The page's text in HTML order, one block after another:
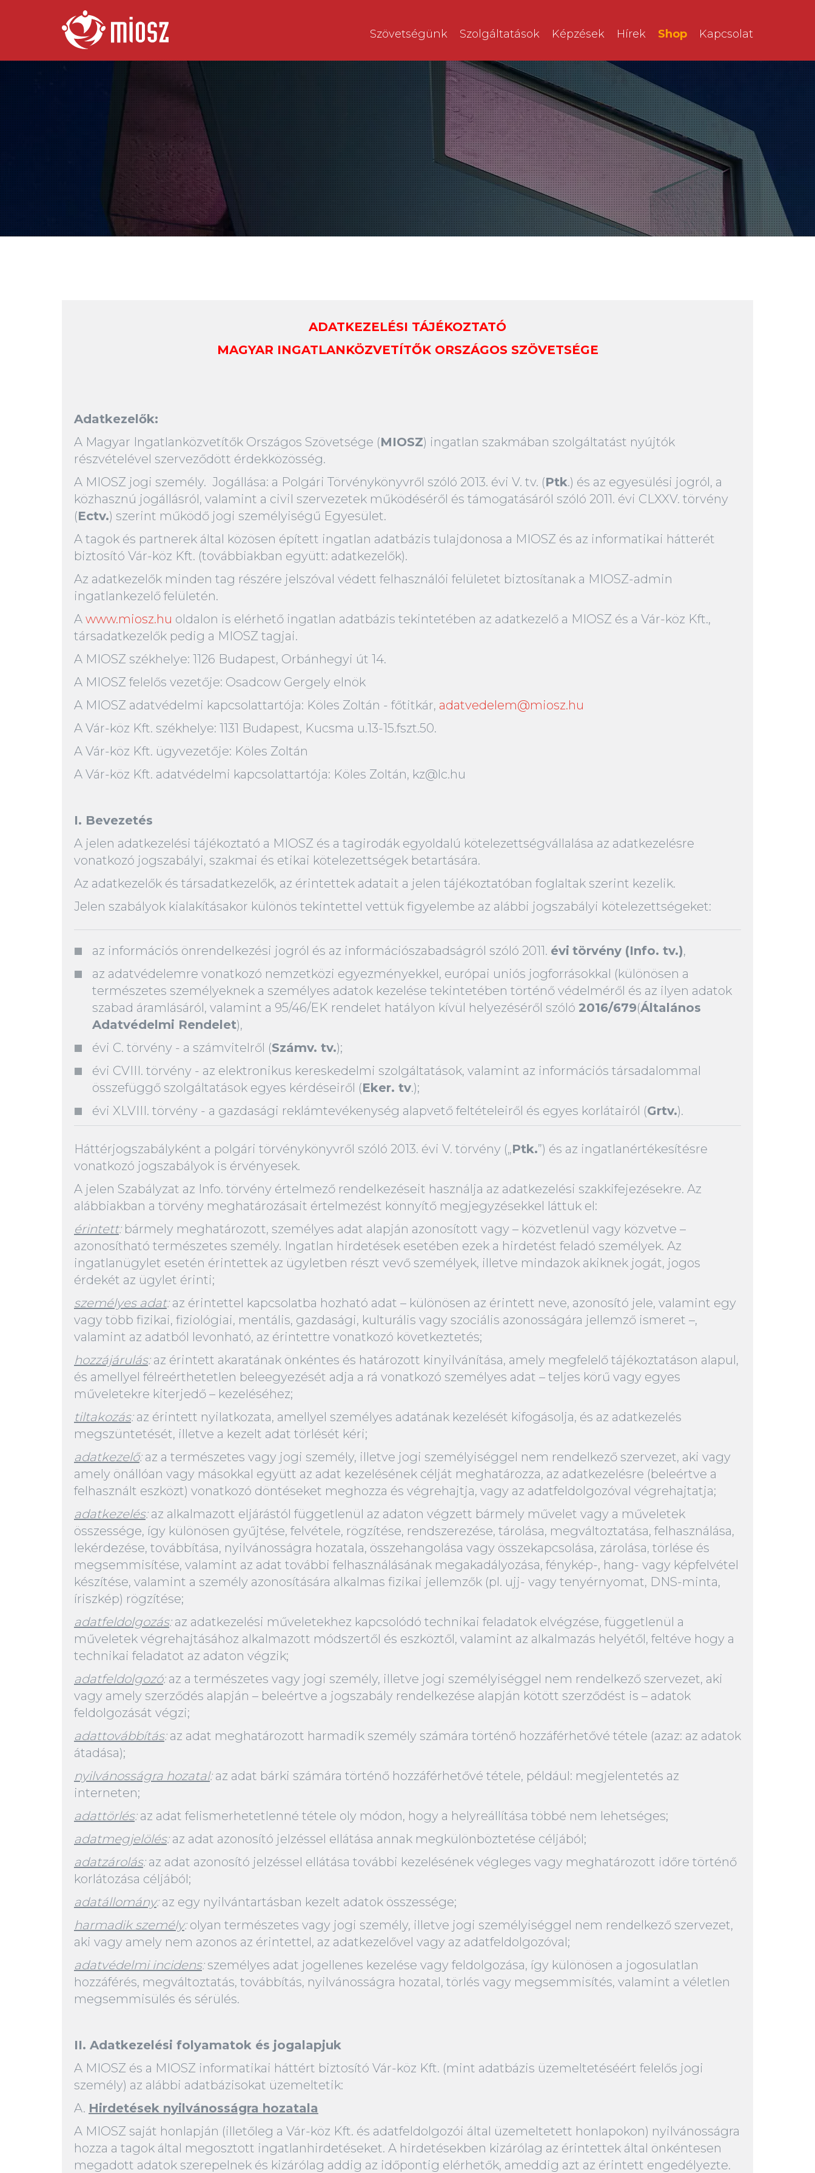
Szövetségünk Szolgáltatások Képzések Hírek Shop Kapcsolat
ADATKEZELÉSI TÁJÉKOZTATÓ
MAGYAR INGATLANKÖZVETÍTŐK ORSZÁGOS SZÖVETSÉGE
Adatkezelők:
A Magyar Ingatlanközvetítők Országos Szövetsége (MIOSZ) ingatlan szakmában szolgáltatást nyújtók
részvételével szerveződött érdekközösség.
A MIOSZ jogi személy. Jogállása: a Polgári Törvénykönyvről szóló 2013. évi V. tv. (Ptk.) és az egyesülési jogról, a
közhasznú jogállásról, valamint a civil szervezetek működéséről és támogatásáról szóló 2011. évi CLXXV. törvény
(Ectv.) szerint működő jogi személyiségű Egyesület.
A tagok és partnerek által közösen épített ingatlan adatbázis tulajdonosa a MIOSZ és az informatikai hátterét
biztosító Vár-köz Kft. (továbbiakban együtt: adatkezelők).
Az adatkezelők minden tag részére jelszóval védett felhasználói felületet biztosítanak a MIOSZ-admin
ingatlankezelő felületén.
A www.miosz.hu oldalon is elérhető ingatlan adatbázis tekintetében az adatkezelő a MIOSZ és a Vár-köz Kft.,
társadatkezelők pedig a MIOSZ tagjai.
A MIOSZ székhelye: 1126 Budapest, Orbánhegyi út 14.
A MIOSZ felelős vezetője: Osadcow Gergely elnök
A MIOSZ adatvédelmi kapcsolattartója: Köles Zoltán - főtitkár, adatvedelem@miosz.hu
A Vár-köz Kft. székhelye: ​1131 Budapest, Kucsma u.13-15.fszt.50.
A Vár-köz Kft. ügyvezetője: Köles Zoltán
A Vár-köz Kft. adatvédelmi kapcsolattartója: Köles Zoltán, kz@lc.hu
I. Bevezetés
A jelen adatkezelési tájékoztató a MIOSZ és a tagirodák egyoldalú kötelezettségvállalása az adatkezelésre
vonatkozó jogszabályi, szakmai és etikai kötelezettségek betartására.
Az adatkezelők és társadatkezelők, az érintettek adatait a jelen tájékoztatóban foglaltak szerint kezelik.
Jelen szabályok kialakításakor különös tekintettel vettük figyelembe az alábbi jogszabályi kötelezettségeket:
az információs önrendelkezési jogról és az információszabadságról szóló 2011. évi törvény (Info. tv.),
az adatvédelemre vonatkozó nemzetközi egyezményekkel, európai uniós jogforrásokkal (különösen a
természetes személyeknek a személyes adatok kezelése tekintetében történő védelméről és az ilyen adatok
szabad áramlásáról, valamint a 95/46/EK rendelet hatályon kívül helyezéséről szóló 2016/679(Általános
Adatvédelmi Rendelet),
évi C. törvény - a számvitelről (Számv. tv.);
évi CVIII. törvény - az elektronikus kereskedelmi szolgáltatások, valamint az információs társadalommal
összefüggő szolgáltatások egyes kérdéseiről (Eker. tv.);
évi XLVIII. törvény - a gazdasági reklámtevékenység alapvető feltételeiről és egyes korlátairól (Grtv.).
Háttérjogszabályként a polgári törvénykönyvről szóló 2013. évi V. törvény („Ptk.”) és az ingatlanértékesítésre
vonatkozó jogszabályok is érvényesek.
A jelen Szabályzat az Info. törvény értelmező rendelkezéseit használja az adatkezelési szakkifejezésekre. Az
alábbiakban a törvény meghatározásait értelmezést könnyítő megjegyzésekkel láttuk el:
érintett:bármely meghatározott, személyes adat alapján azonosított vagy – közvetlenül vagy közvetve –
azonosítható természetes személy. Ingatlan hirdetések esetében ezek a hirdetést feladó személyek. Az
ingatlanügylet esetén érintettek az ügyletben részt vevő személyek, illetve mindazok akiknek jogát, jogos
érdekét az ügylet érinti;
személyes adat:az érintettel kapcsolatba hozható adat – különösen az érintett neve, azonosító jele, valamint egy
vagy több fizikai, fiziológiai, mentális, gazdasági, kulturális vagy szociális azonosságára jellemző ismeret –,
valamint az adatból levonható, az érintettre vonatkozó következtetés;
hozzájárulás:az érintett akaratának önkéntes és határozott kinyilvánítása, amely megfelelő tájékoztatáson alapul,
és amellyel félreérthetetlen beleegyezését adja a rá vonatkozó személyes adat – teljes körű vagy egyes
műveletekre kiterjedő – kezeléséhez;
tiltakozás:az érintett nyilatkozata, amellyel személyes adatának kezelését kifogásolja, és az adatkezelés
megszüntetését, illetve a kezelt adat törlését kéri;
adatkezelő:az a természetes vagy jogi személy, illetve jogi személyiséggel nem rendelkező szervezet, aki vagy
amely önállóan vagy másokkal együtt az adat kezelésének célját meghatározza, az adatkezelésre (beleértve a
felhasznált eszközt) vonatkozó döntéseket meghozza és végrehajtja, vagy az adatfeldolgozóval végrehajtatja;
adatkezelés:az alkalmazott eljárástól függetlenül az adaton végzett bármely művelet vagy a műveletek
összessége, így különösen gyűjtése, felvétele, rögzítése, rendszerezése, tárolása, megváltoztatása, felhasználása,
lekérdezése, továbbítása, nyilvánosságra hozatala, összehangolása vagy összekapcsolása, zárolása, törlése és
megsemmisítése, valamint az adat további felhasználásának megakadályozása, fénykép-, hang- vagy képfelvétel
készítése, valamint a személy azonosítására alkalmas fizikai jellemzők (pl. ujj- vagy tenyérnyomat, DNS-minta,
íriszkép) rögzítése;
adatfeldolgozás:az adatkezelési műveletekhez kapcsolódó technikai feladatok elvégzése, függetlenül a
műveletek végrehajtásához alkalmazott módszertől és eszköztől, valamint az alkalmazás helyétől, feltéve hogy a
technikai feladatot az adaton végzik;
adatfeldolgozó:az a természetes vagy jogi személy, illetve jogi személyiséggel nem rendelkező szervezet, aki
vagy amely szerződés alapján – beleértve a jogszabály rendelkezése alapján kötött szerződést is – adatok
feldolgozását végzi;
adattovábbítás:az adat meghatározott harmadik személy számára történő hozzáférhetővé tétele (azaz: az adatok
átadása);
nyilvánosságra hozatal:az adat bárki számára történő hozzáférhetővé tétele, például: megjelentetés az
interneten;
adattörlés:az adat felismerhetetlenné tétele oly módon, hogy a helyreállítása többé nem lehetséges;
adatmegjelölés:az adat azonosító jelzéssel ellátása annak megkülönböztetése céljából;
adatzárolás:az adat azonosító jelzéssel ellátása további kezelésének végleges vagy meghatározott időre történő
korlátozása céljából;
adatállomány:az egy nyilvántartásban kezelt adatok összessége;
harmadik személy:olyan természetes vagy jogi személy, illetve jogi személyiséggel nem rendelkező szervezet,
aki vagy amely nem azonos az érintettel, az adatkezelővel vagy az adatfeldolgozóval;
adatvédelmi incidens:személyes adat jogellenes kezelése vagy feldolgozása, így különösen a jogosulatlan
hozzáférés, megváltoztatás, továbbítás, nyilvánosságra hozatal, törlés vagy megsemmisítés, valamint a véletlen
megsemmisülés és sérülés.
II. Adatkezelési folyamatok és jogalapjuk
A MIOSZ és a MIOSZ informatikai háttért biztosító Vár-köz Kft. (mint adatbázis üzemeltetéséért felelős jogi
személy) az alábbi adatbázisokat üzemeltetik:
A. Hirdetések nyilvánosságra hozatala
A MIOSZ saját honlapján (illetőleg a Vár-köz Kft. és adatfeldolgozói által üzemeltetett honlapokon) nyilvánosságra
hozza a tagok által megosztott ingatlanhirdetéseket. A hirdetésekben kizárólag az érintettek által önkéntesen
megadott adatok szerepelnek és kizárólag addig az időpontig elérhetők, ameddig azt az érintett engedélyezte.